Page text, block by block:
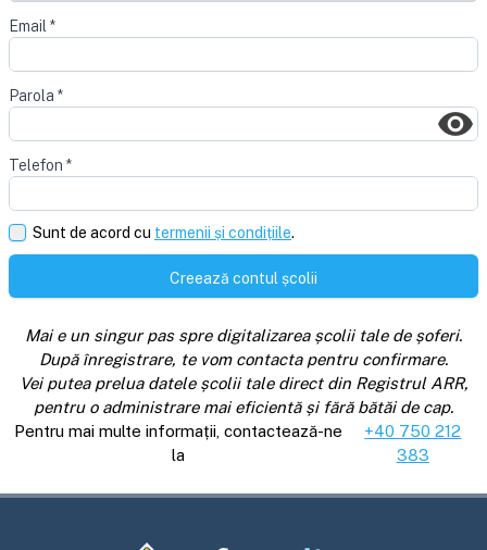
Email *
Parola *
Telefon *
Sunt de acord cu termenii și condițiile.
Creează contul școlii
Mai e un singur pas spre digitalizarea școlii tale de șoferi.
După înregistrare, te vom contacta pentru confirmare.
Vei putea prelua datele școlii tale direct din Registrul ARR,
pentru o administrare mai eficientă și fără bătăi de cap.
Pentru mai multe informații, contactează-ne
la
+40 750 212
383